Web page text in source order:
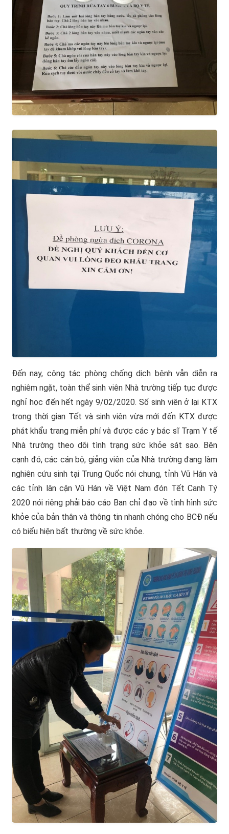
Đến nay, công tác phòng chống dịch bệnh vẫn diễn ra
nghiêm ngặt, toàn thể sinh viên Nhà trường tiếp tục được
nghỉ học đến hết ngày 9/02/2020. Số sinh viên ở lại KTX
trong thời gian Tết và sinh viên vừa mới đến KTX được
phát khẩu trang miễn phí và được các y bác sĩ Trạm Y tế
Nhà trường theo dõi tình trạng sức khỏe sát sao. Bên
cạnh đó, các cán bộ, giảng viên của Nhà trường đang làm
nghiên cứu sinh tại Trung Quốc nói chung, tỉnh Vũ Hán và
các tỉnh lân cận Vũ Hán về Việt Nam đón Tết Canh Tý
2020 nói riêng phải báo cáo Ban chỉ đạo về tình hình sức
khỏe của bản thân và thông tin nhanh chóng cho BCĐ nếu
có biểu hiện bất thường về sức khỏe.